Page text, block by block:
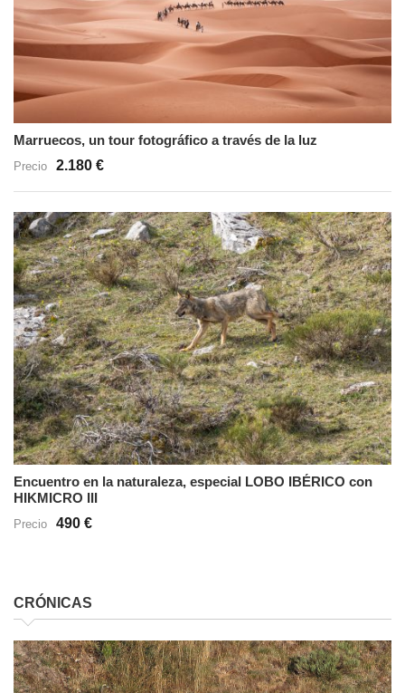
Marruecos, un tour fotográfico a través de la luz
Precio 2.180 €
Encuentro en la naturaleza, especial LOBO IBÉRICO con
HIKMICRO III
Precio 490 €
CRÓNICAS